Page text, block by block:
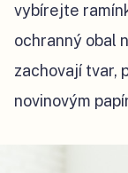
vybírejte
ochranný obal
zachovají tvar,
novinovým